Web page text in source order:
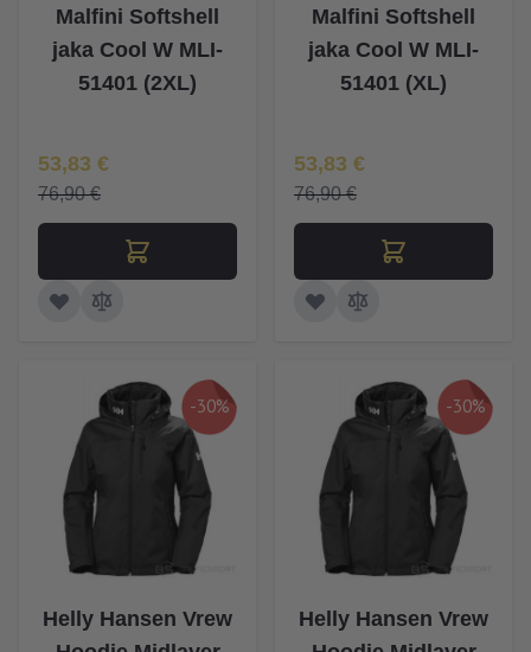
Malfini Softshell
jaka Cool W MLI-
51401 (2XL)
Īpaša Cena
53,83 €
76,90 €
Malfini Softshell
jaka Cool W MLI-
51401 (XL)
Īpaša Cena
53,83 €
76,90 €
-30%
Helly Hansen Vrew
-30%
Helly Hansen Vrew